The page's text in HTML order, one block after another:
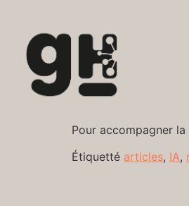
Pour accompagner
Étiquetté articles, IA,